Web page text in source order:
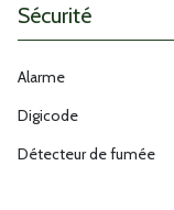
Sécurité
Alarme
Digicode
Détecteur de fumée